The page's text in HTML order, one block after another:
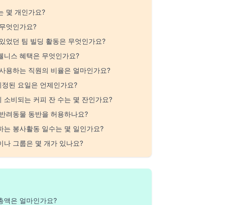
몇 개인가요?
엇인가요?
었던 팀 빌딩 활동은 무엇인가요?
니스 혜택은 무엇인가요?
용하는 직원의 비율은 얼마인가요?
된 요일은 언제인가요?
소비되는 커피 잔 수는 몇 잔인가요?
려동물 동반을 허용하나요?
는 봉사활동 일수는 몇 일인가요?
나 그룹은 몇 개가 있나요?
액은 얼마인가요?